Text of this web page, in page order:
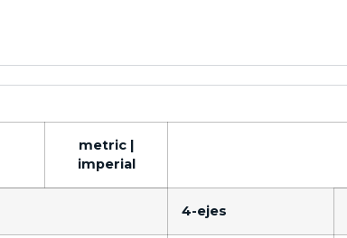
metric |
imperial
4-ejes